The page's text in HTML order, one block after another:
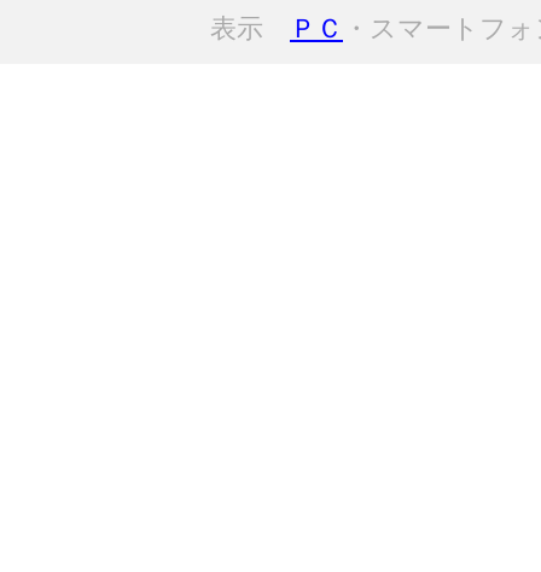
表示 ＰＣ ・スマートフ